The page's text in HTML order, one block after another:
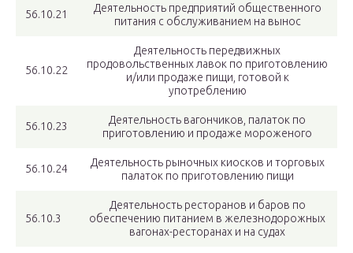
56.10.21
Деятельность предприятий общественного
питания с обслуживанием на вынос
56.10.22
Деятельность передвижных
продовольственных лавок по приготовлению
и/или продаже пищи, готовой к
употреблению
56.10.23
Деятельность вагончиков, палаток по
приготовлению и продаже мороженого
56.10.24
Деятельность рыночных киосков и торговых
палаток по приготовлению пищи
56.10.3
Деятельность ресторанов и баров по
обеспечению питанием в железнодорожных
вагонах-ресторанах и на судах